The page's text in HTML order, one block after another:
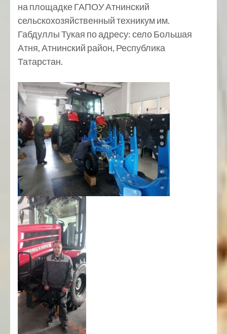
на площадке ГАПОУ Атнинский
сельскохозяйственный техникум им.
Габдуллы Тукая по адресу: село Большая
Атня, Атнинский район, Республика
Татарстан.